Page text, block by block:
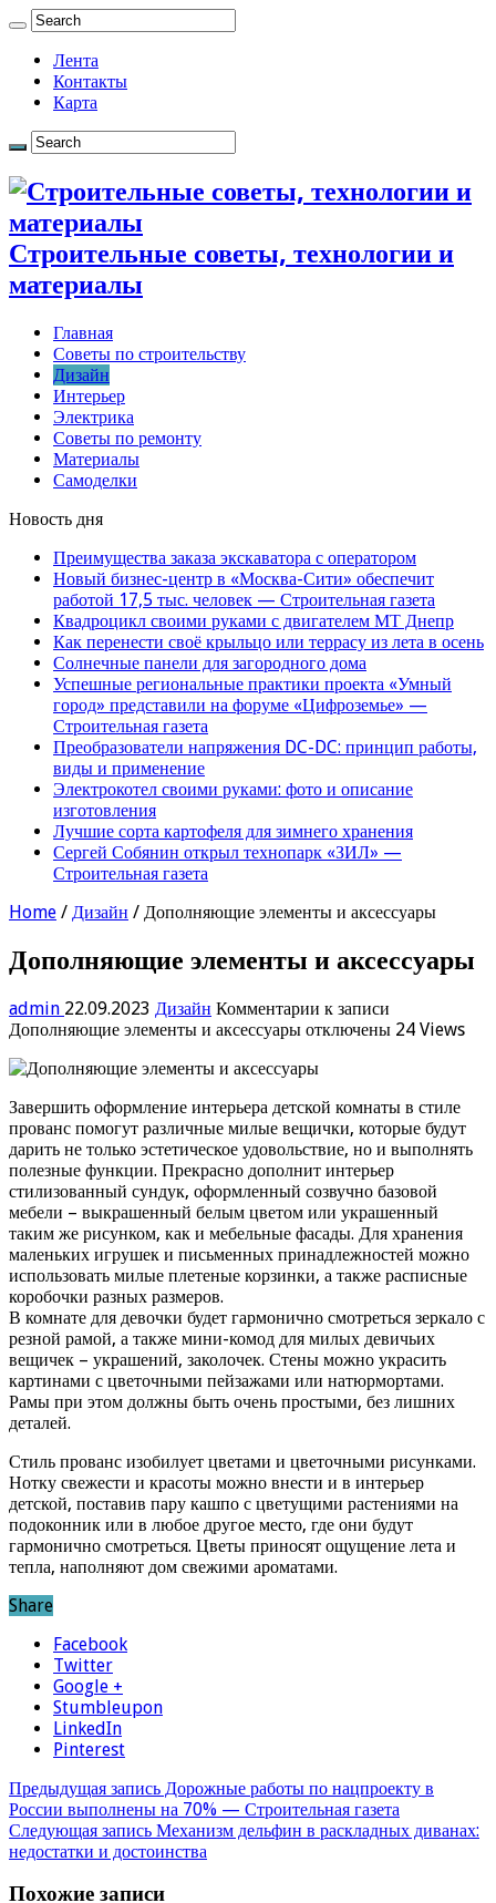
Лента
Контакты
Карта
Строительные советы, технологии и
материалы
Главная
Советы по строительству
Дизайн
Интерьер
Электрика
Советы по ремонту
Материалы
Самоделки
Новость дня
Преимущества заказа экскаватора с оператором
Новый бизнес-центр в «Москва-Сити» обеспечит
работой 17,5 тыс. человек — Строительная газета
Квадроцикл своими руками с двигателем МТ Днепр
Как перенести своё крыльцо или террасу из лета в осень
Солнечные панели для загородного дома
Успешные региональные практики проекта «Умный
город» представили на форуме «Цифроземье» —
Строительная газета
Преобразователи напряжения DC-DC: принцип работы,
виды и применение
Электрокотел своими руками: фото и описание
изготовления
Лучшие сорта картофеля для зимнего хранения
Сергей Собянин открыл технопарк «ЗИЛ» —
Строительная газета
Home / Дизайн / Дополняющие элементы и аксессуары
Дополняющие элементы и аксессуары
admin 22.09.2023 Дизайн Комментарии к записи
Дополняющие элементы и аксессуары отключены 24 Views
Завершить оформление интерьера детской комнаты в стиле
прованс помогут различные милые вещички, которые будут
дарить не только эстетическое удовольствие, но и выполнять
полезные функции. Прекрасно дополнит интерьер
стилизованный сундук, оформленный созвучно базовой
мебели – выкрашенный белым цветом или украшенный
таким же рисунком, как и мебельные фасады. Для хранения
маленьких игрушек и письменных принадлежностей можно
использовать милые плетеные корзинки, а также расписные
коробочки разных размеров.
В комнате для девочки будет гармонично смотреться зеркало с
резной рамой, а также мини-комод для милых девичьих
вещичек – украшений, заколочек. Стены можно украсить
картинами с цветочными пейзажами или натюрмортами.
Рамы при этом должны быть очень простыми, без лишних
деталей.
Стиль прованс изобилует цветами и цветочными рисунками.
Нотку свежести и красоты можно внести и в интерьер
детской, поставив пару кашпо с цветущими растениями на
подоконник или в любое другое место, где они будут
гармонично смотреться. Цветы приносят ощущение лета и
тепла, наполняют дом свежими ароматами.
Share
Facebook
Twitter
Google +
Stumbleupon
LinkedIn
Pinterest
Предыдущая запись Дорожные работы по нацпроекту в
России выполнены на 70% — Строительная газета
Следующая запись Механизм дельфин в раскладных диванах:
недостатки и достоинства
Похожие записи